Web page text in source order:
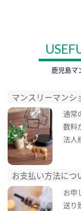
鹿児島マ
マンスリーマンシ
通常
数料
法人
お支払い方法につ
お申
送り